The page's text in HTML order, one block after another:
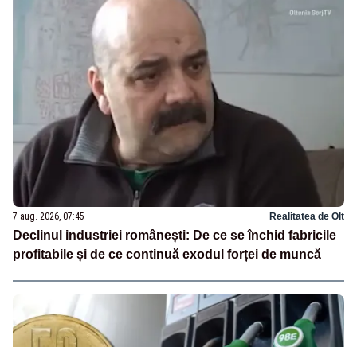
7 aug. 2026, 07:45 Realitatea de Olt
Declinul industriei românești: De ce se închid fabricile
profitabile și de ce continuă exodul forței de muncă